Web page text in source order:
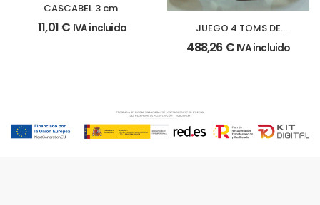
CASCABEL 3 cm.
11,01€ IVA incluido
JUEGO 4 TOMS DE
MARCHA
488,26€ IVA incluido